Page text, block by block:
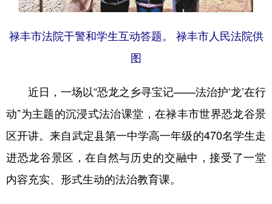
禄丰市法院干警和学生互动答题。 禄丰市人民法院供
图
近日，一场以“恐龙之乡寻宝记——法治护‘龙’在行
动”为主题的沉浸式法治课堂，在禄丰市世界恐龙谷景
区开讲。来自武定县第一中学高一年级的470名学生走
进恐龙谷景区，在自然与历史的交融中，接受了一堂
内容充实、形式生动的法治教育课。